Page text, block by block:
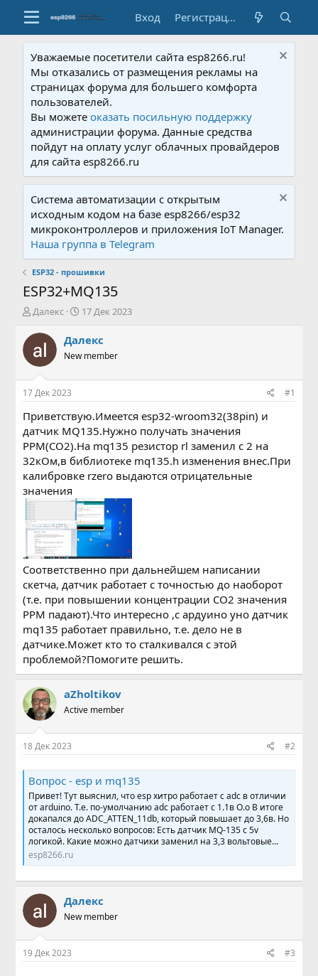
Вход Регистрация
Уважаемые посетители сайта esp8266.ru!
Мы отказались от размещения рекламы на
страницах форума для большего комфорта
пользователей.
Вы можетеоказать посильную поддержку
администрации форума. Данные средства
пойдут на оплату услуг облачных провайдеров
для сайта esp8266.ru
Система автоматизации с открытым
исходным кодом на базе esp8266/esp32
микроконтроллеров и приложения IoT Manager.
Наша группа в Telegram
ESP32 - прошивки
ESP32+MQ135
А
т
о
р
е
м
ы
Далекс
Д
т
н
л
а
17 Дек 2023
Далекс
New member
17 Дек 2023 #1
Приветствую.Имеется esp32-wroom32(38pin) и
датчик MQ135.Нужно получать значения
PPM(CO2).На mq135 резистор rl заменил с 2 на
32кОм,в библиотеке mq135.h изменения внес.При
калибровке rzero выдаются отрицательные
значения
.
Соответственно при дальнейшем написании
скетча, датчик работает с точностью до наоборот
(т.е. при повышении концентрации CO2 значения
PPM падают).Что интересно ,с ардуино уно датчик
mq135 работает правильно, т.е. дело не в
датчике.Может кто то сталкивался с этой
проблемой?Помогите решить.
aZholtikov
Active member
18 Дек 2023 #2
Вопрос - esp и mq135
Привет! Тут выяснил, что esp хитро работает с adc в отличии
от arduino. Т.е. по-умолчанию adc работает с 1.1в O.o В итоге
докапался до ADC_ATTEN_11db, который повышает до 3,6в. Но
осталось несколько вопросов: Есть датчик MQ-135 с 5v
логикой. Какие можно датчики заменил на 3,3 вольтовые...
esp8266.ru
Далекс
New member
19 Дек 2023 #3